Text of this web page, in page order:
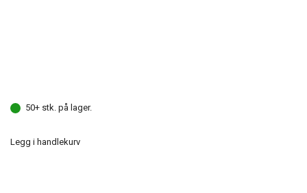
50+ stk. på lager.
Legg i handlekurv